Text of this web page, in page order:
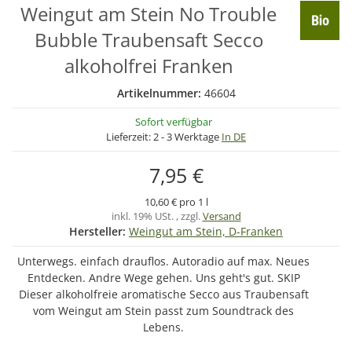
Weingut am Stein No Trouble
Bubble Traubensaft Secco
alkoholfrei Franken
Artikelnummer: 46604
Sofort verfügbar
Lieferzeit:2 - 3 Werktage In DE
7,95 €
10,60 € pro 1 l
inkl. 19% USt. , zzgl.Versand
Hersteller: Weingut am Stein, D-Franken
Unterwegs. einfach drauflos. Autoradio auf max. Neues
Entdecken. Andre Wege gehen. Uns geht's gut. SKIP
Dieser alkoholfreie aromatische Secco aus Traubensaft
vom Weingut am Stein passt zum Soundtrack des
Lebens.